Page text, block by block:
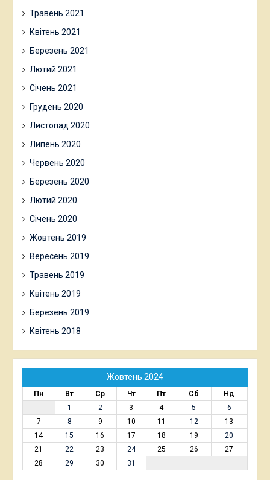
Травень 2021
Квітень 2021
Березень 2021
Лютий 2021
Січень 2021
Грудень 2020
Листопад 2020
Липень 2020
Червень 2020
Березень 2020
Лютий 2020
Січень 2020
Жовтень 2019
Вересень 2019
Травень 2019
Квітень 2019
Березень 2019
Квітень 2018
Жовтень 2024
Пн Вт Ср Чт Пт Сб
Нд
1
2 3 4 5
6
7
8 9 10 11 12
13
14
15 16 17 18 19
20
21
22 23 24 25 26
27
28
29 30 31